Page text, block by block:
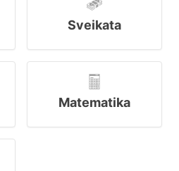
Sveikata
Matematika